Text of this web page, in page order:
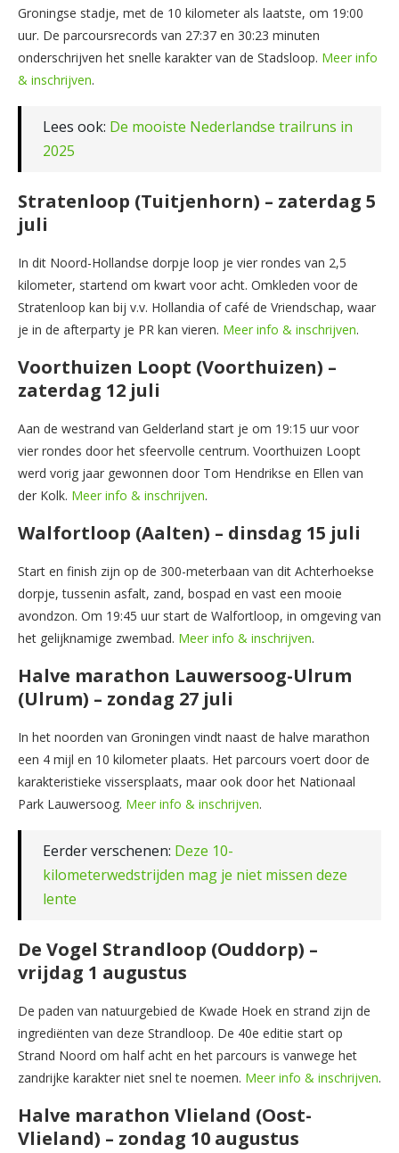
Groningse stadje, met de 10 kilometer als laatste, om 19:00
uur. De parcoursrecords van 27:37 en 30:23 minuten
onderschrijven het snelle karakter van de Stadsloop. Meer info
& inschrijven.
Lees ook: De mooiste Nederlandse trailruns in
2025
Stratenloop (Tuitjenhorn) – zaterdag 5
juli
In dit Noord-Hollandse dorpje loop je vier rondes van 2,5
kilometer, startend om kwart voor acht. Omkleden voor de
Stratenloop kan bij v.v. Hollandia of café de Vriendschap, waar
je in de afterparty je PR kan vieren. Meer info & inschrijven.
Voorthuizen Loopt (Voorthuizen) –
zaterdag 12 juli
Aan de westrand van Gelderland start je om 19:15 uur voor
vier rondes door het sfeervolle centrum. Voorthuizen Loopt
werd vorig jaar gewonnen door Tom Hendrikse en Ellen van
der Kolk. Meer info & inschrijven.
Walfortloop (Aalten) – dinsdag 15 juli
Start en finish zijn op de 300-meterbaan van dit Achterhoekse
dorpje, tussenin asfalt, zand, bospad en vast een mooie
avondzon. Om 19:45 uur start de Walfortloop, in omgeving van
het gelijknamige zwembad. Meer info & inschrijven.
Halve marathon Lauwersoog-Ulrum
(Ulrum) – zondag 27 juli
In het noorden van Groningen vindt naast de halve marathon
een 4 mijl en 10 kilometer plaats. Het parcours voert door de
karakteristieke vissersplaats, maar ook door het Nationaal
Park Lauwersoog. Meer info & inschrijven.
Eerder verschenen: Deze 10-
kilometerwedstrijden mag je niet missen deze
lente
De Vogel Strandloop (Ouddorp) –
vrijdag 1 augustus
De paden van natuurgebied de Kwade Hoek en strand zijn de
ingrediënten van deze Strandloop. De 40e editie start op
Strand Noord om half acht en het parcours is vanwege het
zandrijke karakter niet snel te noemen. Meer info & inschrijven.
Halve marathon Vlieland (Oost-
Vlieland) – zondag 10 augustus